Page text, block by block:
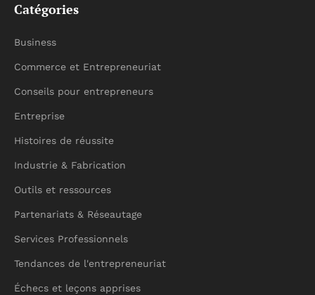
Catégories
Business
Commerce et Entrepreneuriat
Conseils pour entrepreneurs
Entreprise
Histoires de réussite
Industrie & Fabrication
Outils et ressources
Partenariats & Réseautage
Services Professionnels
Tendances de l'entrepreneuriat
Échecs et leçons apprises